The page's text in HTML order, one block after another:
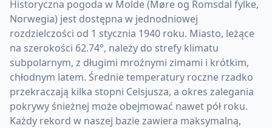
Historyczna pogoda w Molde (Møre og Romsdal fylke,
Norwegia) jest dostępna w jednodniowej
rozdzielczości od 1 stycznia 1940 roku. Miasto, leżące
na szerokości 62.74°, należy do strefy klimatu
subpolarnym, z długimi mroźnymi zimami i krótkim,
chłodnym latem. Średnie temperatury roczne rzadko
przekraczają kilka stopni Celsjusza, a okres zalegania
pokrywy śnieżnej może obejmować nawet pół roku.
Każdy rekord w naszej bazie zawiera maksymalną,